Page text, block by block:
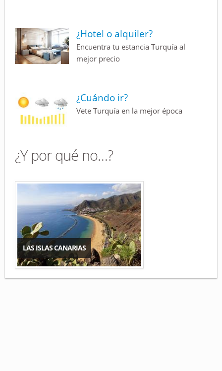
¿Hotel o alquiler?
Encuentra tu estancia Turquía al
mejor precio
¿Cuándo ir?
Vete Turquía en la mejor época
¿Y por qué no…?
LAS ISLAS CANARIAS